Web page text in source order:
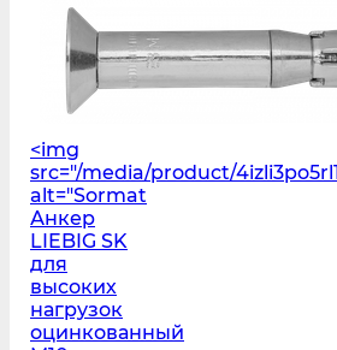
<img
src="/media/product/
alt="Sormat
Анкер
LIEBIG SK
для
высоких
нагрузок
оцинкованный